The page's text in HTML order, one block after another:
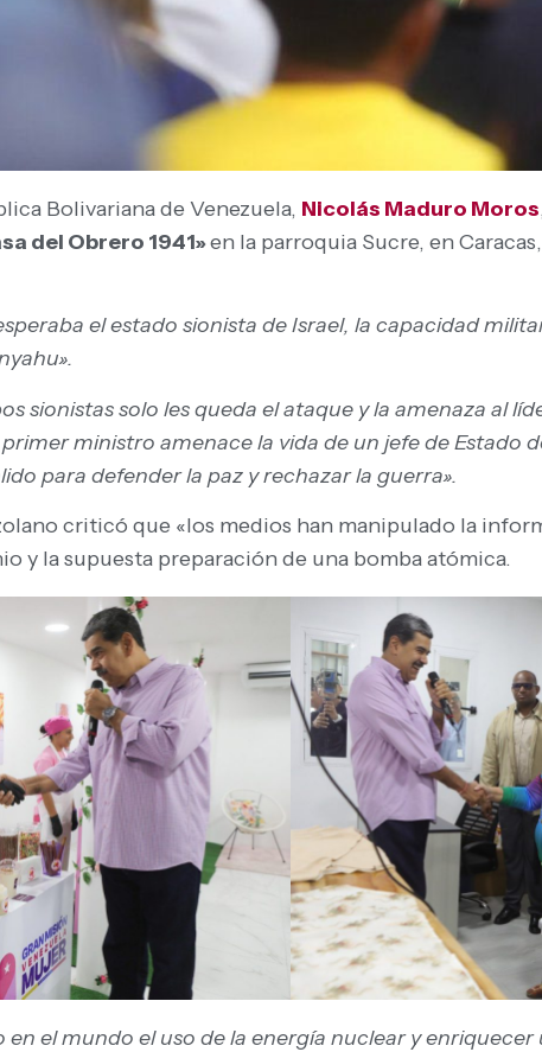
Bolivariana de Venezuela, Nicolás Maduro Moros
del Obrero 1941»en la parroquia Sucre, en
el estado sionista de Israel, la capacidad
sionistas solo les queda el ataque y la amenaza al
ministro amenace la vida de un jefe de Estado
para defender la paz y rechazar la guerra».
criticó que «los medios han manipulado la
y la supuesta preparación de una bomba atómica.
en el mundo el uso de la energía nuclear y